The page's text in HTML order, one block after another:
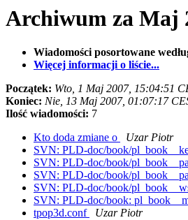
Archiwum za Maj
Wiadomości posortowane
Więcej informacji o liście...
Początek: Wto, 1 Maj 2007, 15:04:51
Koniec: Nie, 13 Maj 2007, 01:07:17
Ilość wiadomości: 7
Kto doda zmiane o
Uzar Piotr
SVN: PLD-doc/book/
SVN: PLD-doc/book/
SVN: PLD-doc/book/
SVN: PLD-doc/book/
SVN: PLD-doc/book:
tpop3d.conf
Uzar Piotr